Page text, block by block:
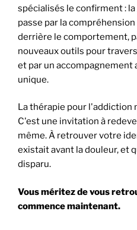
spécialisés le confirment :
passe par la compréhension
derrière le comportement,
nouveaux outils pour
et par un accompagnement
unique.
La thérapie pour l'addiction
C'est une invitation à
même. À retrouver votre
existait avant la douleur, et
disparu.
Vous méritez de vous
commence maintenant.